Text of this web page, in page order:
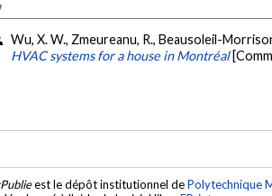
Wu, X. W., Zmeureanu, R., Beausoleil-
HVAC systems for a house in Montréal
est le dépôt institutionnel dePolytechnique